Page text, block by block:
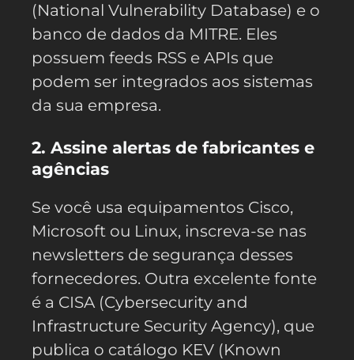
(National Vulnerability Database) e o
banco de dados da MITRE. Eles
possuem feeds RSS e APIs que
podem ser integrados aos sistemas
da sua empresa.
2. Assine alertas de fabricantes e
agências
Se você usa equipamentos Cisco,
Microsoft ou Linux, inscreva-se nas
newsletters de segurança desses
fornecedores. Outra excelente fonte
é a CISA (Cybersecurity and
Infrastructure Security Agency), que
publica o catálogo KEV (Known